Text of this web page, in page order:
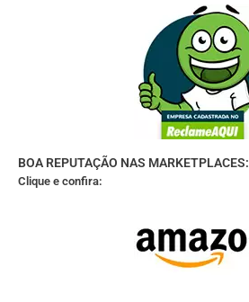
BOA REPUTAÇÃO NAS MARKETPLACES:
Clique e confira: